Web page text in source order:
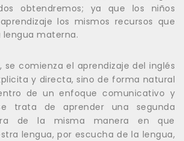
obtendremos; ya que los niños
los mismos recursos que
lengua materna.
, se comienza el aprendizaje del inglés
y directa, sino de forma natural
de un enfoque comunicativo y
trata de aprender una segunda
de la misma manera en que
lengua, por escucha de la lengua,